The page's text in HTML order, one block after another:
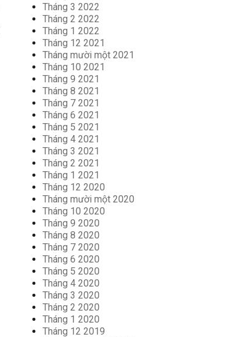
Tháng 3 2022
Tháng 2 2022
Tháng 1 2022
Tháng 12 2021
Tháng mười một 2021
Tháng 10 2021
Tháng 9 2021
Tháng 8 2021
Tháng 7 2021
Tháng 6 2021
Tháng 5 2021
Tháng 4 2021
Tháng 3 2021
Tháng 2 2021
Tháng 1 2021
Tháng 12 2020
Tháng mười một 2020
Tháng 10 2020
Tháng 9 2020
Tháng 8 2020
Tháng 7 2020
Tháng 6 2020
Tháng 5 2020
Tháng 4 2020
Tháng 3 2020
Tháng 2 2020
Tháng 1 2020
Tháng 12 2019